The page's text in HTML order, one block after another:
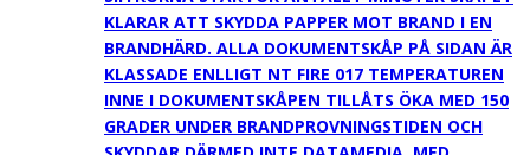
KLARAR ATT SKYDDA PAPPER MOT BRAND I EN
BRANDHÄRD. ALLA DOKUMENTSKÅP PÅ SIDAN ÄR
KLASSADE ENLLIGT NT FIRE 017 TEMPERATUREN
INNE I DOKUMENTSKÅPEN TILLÅTS ÖKA MED 150
GRADER UNDER BRANDPROVNINGSTIDEN OCH